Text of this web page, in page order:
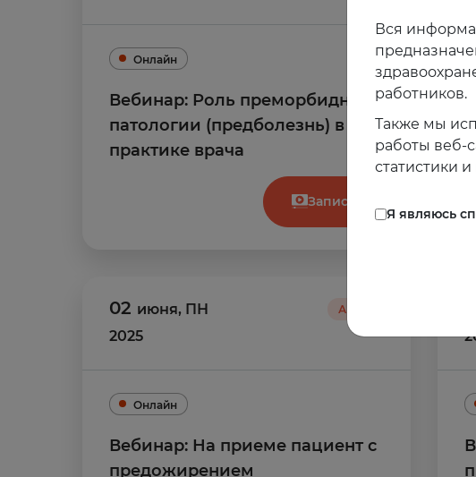
Онлайн
Вебинар: Роль преморбидной
патологии (предболезнь) в
практике врача
Запись
02 июня, ПН
2025
Архив
Онлайн
Вебинар: На приеме пациент с
предожирением
Вся
работников.
Также мы
работы веб-
статистики
Я являюсь